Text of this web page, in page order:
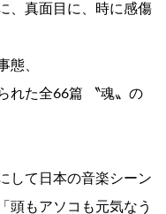
、真面目に、時に感傷
態、
れた全66篇 〝魂〟の
して日本の音楽シーン
頭もアソコも元気なう